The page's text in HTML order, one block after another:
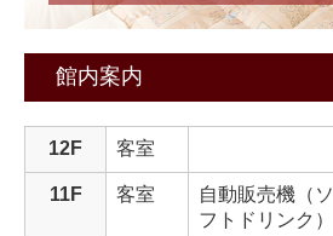
館内案内
ご予約・宿泊プラン
館内案内
12F 客室
11F 客室
自動販売機（ソ
フトドリンク）